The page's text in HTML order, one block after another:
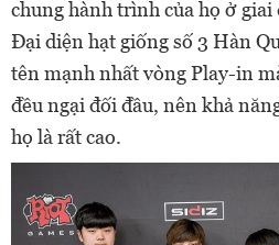
chung hành trình của họ ở
Đại diện hạt giống số 3 Hàn
tên mạnh nhất vòng Play-in
đều ngại đối đầu, nên khả
họ là rất cao.